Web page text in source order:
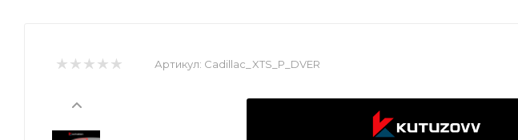
Артикул: Cadillac_XTS_P_DVER